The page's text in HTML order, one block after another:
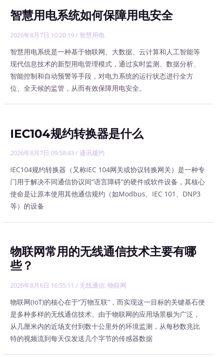
智慧用电系统如何保障用电安全
2026年8月7日 10:20:19/ 智慧用电
智慧用电系统是一种基于物联网、大数据、云计算和人工智能等
现代信息技术的新型用电管理模式，通过实时监测、数据分析、
智能控制和自动预警等手段，对电力系统的运行状态进行全方
位、全天候的监管，从而有效保障用电安全。
IEC104规约转换器是什么
2026年8月7日 09:58:43/ 通讯规约
IEC104规约转换器（又称IEC 104网关或协议转换网关）是一种专
门用于解决不同通信协议间“语言障碍”的硬件或软件设备，其核心
使命是让原本使用其他通信规约（如Modbus、IEC 101、DNP3
等）的设备
物联网常用的无线通信技术主要有哪
些？
2026年8月6日 16:55:11 / 无线通信,物联网
物联网(IoT)的核心在于“万物互联”，而实现这一目标的关键基石便
是多种多样的无线通信技术。由于物联网的应用场景极为广泛，
从几厘米内的近场支付到数十公里外的环境监测，从每秒数兆比
特的视频流到每天仅发送几个字节的传感器数据